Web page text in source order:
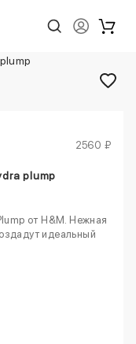
1/1
2560 ₽
plump
от H&M. Нежная
идеальный